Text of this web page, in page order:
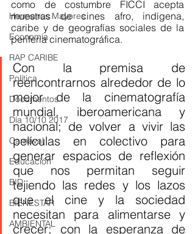
Hermanos Mayores
Economía
RAP CARIBE
Política
Documentos
Día 10/10 2017
Carnaval
Educación
BID
BIENESTAR
AMBIENTAL
como de costumbre FICCI acepta
muestras de cines afro, indígena,
caribe y de geografías sociales de la
periferia cinematográfica.
Con la premisa de
reencontrarnos alrededor de lo
mejor de la cinematografía
mundial, iberoamericana y
nacional; de volver a vivir las
películas en colectivo para
generar espacios de reflexión
que nos permitan seguir
tejiendo las redes y los lazos
que el cine y la sociedad
necesitan para alimentarse y
crecer; con la esperanza de